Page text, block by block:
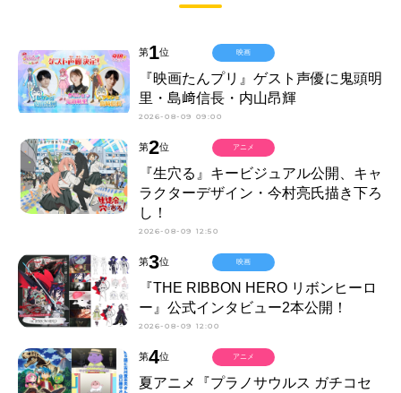
第1位
『映画たんプリ』ゲスト声優に鬼頭明
里・島﨑信長・内山昂輝
2026-08-09 09:00
映画
第2位
『生穴る』キービジュアル公開、キャ
ラクターデザイン・今村亮氏描き下ろ
し！
2026-08-09 12:50
アニメ
第3位
『THE RIBBON HERO リボンヒーロ
ー』公式インタビュー2本公開！
2026-08-09 12:00
映画
第4位
夏アニメ『プラノサウルス ガチコセ
アニメ